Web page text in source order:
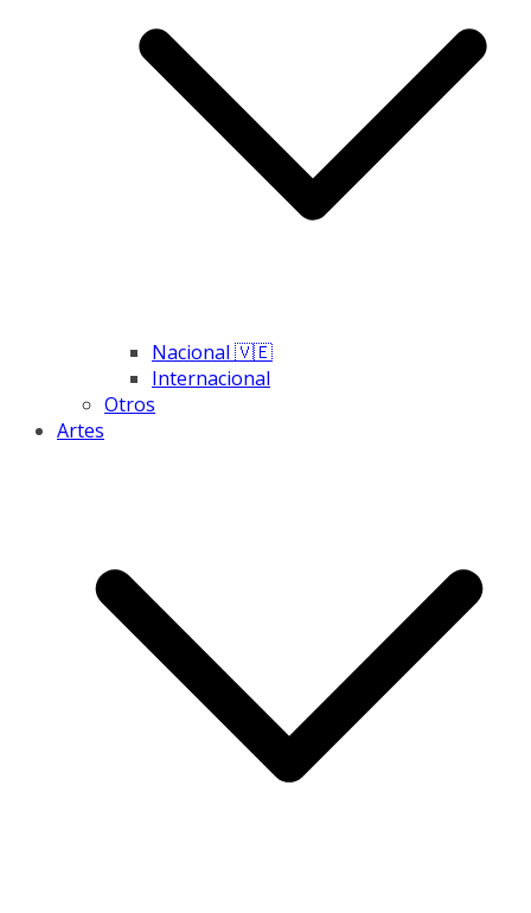
Nacional 🇻🇪
Internacional
Otros
Artes